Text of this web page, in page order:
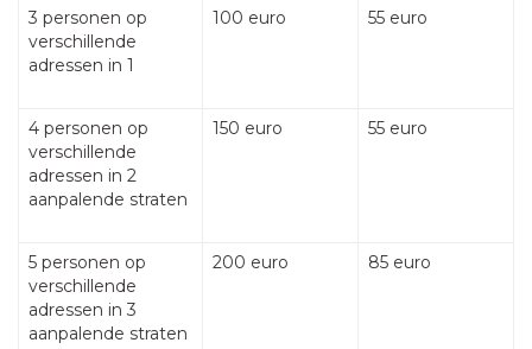
3 personen op
verschillende
adressen in 1
100 euro 55 euro
4 personen op
verschillende
adressen in 2
aanpalende straten
150 euro 55 euro
5 personen op
verschillende
adressen in 3
aanpalende straten
200 euro 85 euro